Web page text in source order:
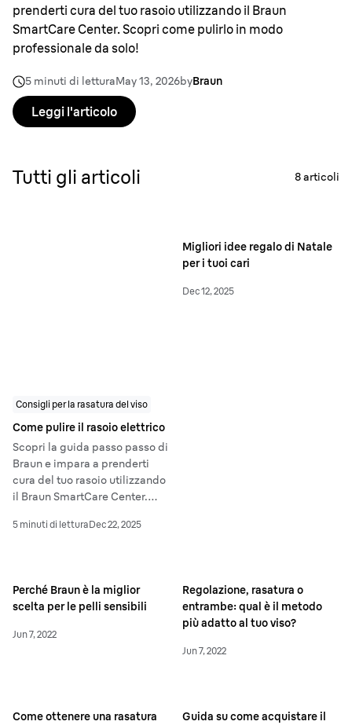
prenderti cura del tuo rasoio utilizzando il Braun
SmartCare Center. Scopri come pulirlo in modo
professionale da solo!
5 minuti di letturaMay 13, 2026byBraun
Leggi l'articolo
Tutti gli articoli 8articoli
Consigli per la rasatura del viso
Come pulire il rasoio elettrico
Scopri la guida passo passo di
Braun e impara a prenderti
cura del tuo rasoio utilizzando
il Braun SmartCare Center.
professionale da solo!
5 minuti di letturaDec 22, 2025
Migliori idee regalo di Natale
per i tuoi cari
Dec 12, 2025
Perché Braun è la miglior
scelta per le pelli sensibili
Jun 7, 2022
Regolazione, rasatura o
entrambe: qual è il metodo
più adatto al tuo viso?
Jun 7, 2022
Come ottenere una rasatura
Guida su come acquistare il